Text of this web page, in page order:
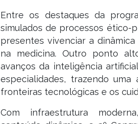
Entre os destaques da
simulados de processos ético-
presentes vivenciar a
na medicina. Outro ponto
avanços da inteligência
especialidades, trazendo
fronteiras tecnológicas e os
Com infraestrutura